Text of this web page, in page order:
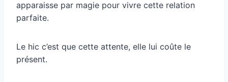
apparaisse par magie pour vivre cette relation
parfaite.
Le hic c’est que cette attente, elle lui coûte le
présent.